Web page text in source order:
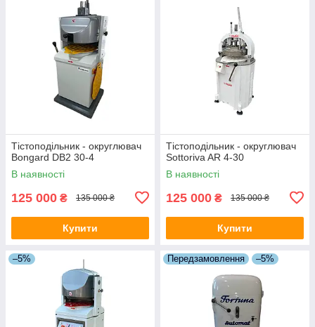
Тістоподільник - округлювач
Bongard DB2 30-4
В наявності
125 000 ₴ 135 000 ₴
Купити
Тістоподільник - округлювач
Sottoriva AR 4-30
В наявності
125 000 ₴ 135 000 ₴
Купити
–5% Передзамовлення –5%